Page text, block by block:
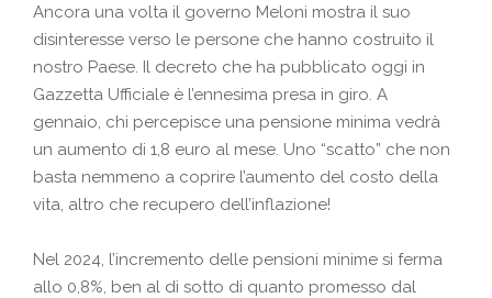
Ancora una volta il governo Meloni mostra il suo
disinteresse verso le persone che hanno costruito il
nostro Paese. Il decreto che ha pubblicato oggi in
Gazzetta Ufficiale è l’ennesima presa in giro. A
gennaio, chi percepisce una pensione minima vedrà
un aumento di 1,8 euro al mese. Uno “scatto” che non
basta nemmeno a coprire l’aumento del costo della
vita, altro che recupero dell’inflazione!
Nel 2024, l’incremento delle pensioni minime si ferma
allo 0,8%, ben al di sotto di quanto promesso dal